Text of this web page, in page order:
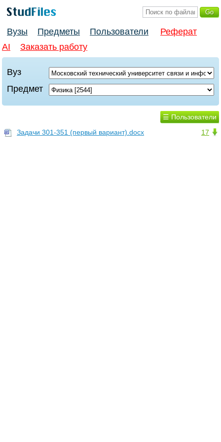
Вузы Предметы Пользователи
Реферат
AI
Заказать работу
Вуз
Предмет
☰ Пользователи
17
Задачи 301-351 (первый вариант).docx